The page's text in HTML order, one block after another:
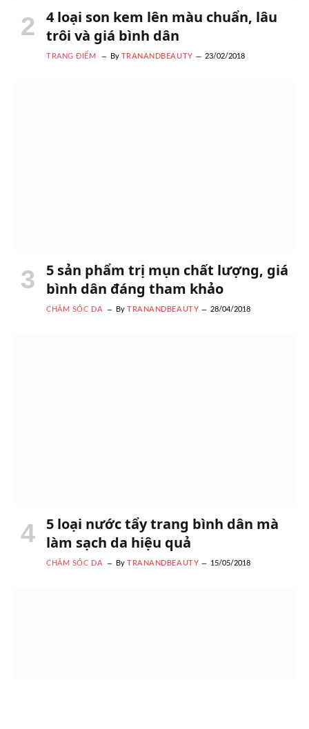
4 loại son kem lên màu chuẩn, lâu
trôi và giá bình dân
TRANG ĐIỂM By TRANANDBEAUTY 23/02/2018
5 sản phẩm trị mụn chất lượng, giá
bình dân đáng tham khảo
CHĂM SÓC DA By TRANANDBEAUTY 28/04/2018
5 loại nước tẩy trang bình dân mà
làm sạch da hiệu quả
CHĂM SÓC DA By TRANANDBEAUTY 15/05/2018